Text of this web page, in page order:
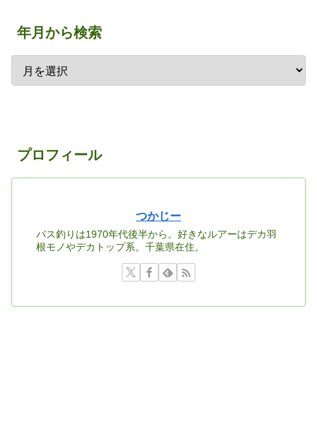
年月から検索
プロフィール
つかじー
バス釣りは1970年代後半から。好きなルアーはデカ羽
根モノやデカトップ系。千葉県在住。